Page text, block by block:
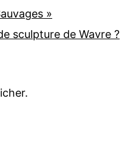
»
sculpture de Wavre ?